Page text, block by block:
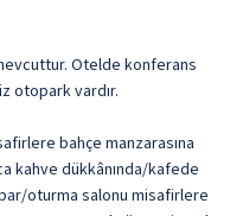
Otelde konferans
otopark vardır.
bahçe manzarasına
kahve dükkânında/kafede
oturma salonu misafirlere